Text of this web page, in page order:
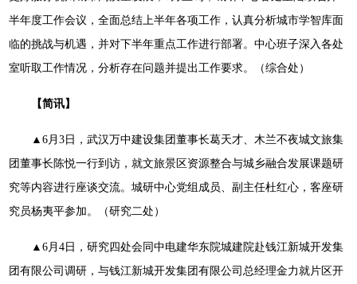
半年度工作会议，全面总结上半年各项工作，认真分析城市学智库面
临的挑战与机遇，并对下半年重点工作进行部署。中心班子深入各处
室听取工作情况，分析存在问题并提出工作要求。（综合处）
【简讯】
▲6月3日，武汉万中建设集团董事长葛天才、木兰不夜城文旅集
团董事长陈悦一行到访，就文旅景区资源整合与城乡融合发展课题研
究等内容进行座谈交流。城研中心党组成员、副主任杜红心，客座研
究员杨夷平参加。（研究二处）
▲6月4日，研究四处会同中电建华东院城建院赴钱江新城开发集
团有限公司调研，与钱江新城开发集团有限公司总经理金力就片区开